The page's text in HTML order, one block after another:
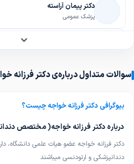
دکتر پیمان آراسته
پزشک عمومی
دکتر هومن دهقان
دکتر علی طالبی
پزشک عمومی
دکتر علی عمرانی
پزشک عمومی
سوالات متداول درباره‌ی دکتر فرزانه
بیوگرافی دکتر فرزانه خواجه چیست؟
درباره دکتر فرزانه خواجه( مختصص
دکتر فرزانه خواجه عضو هیات علمی دانشگاه،
دندانپزشکی و ارتودنسی میباشند